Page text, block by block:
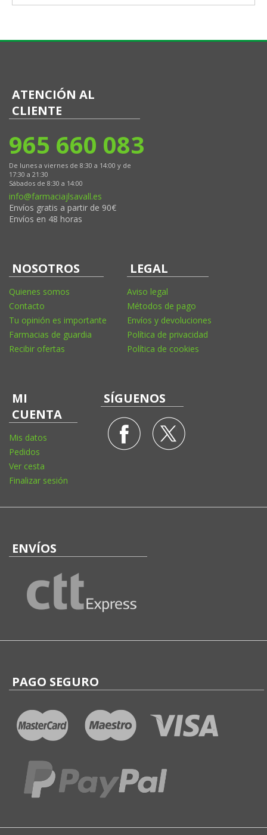
ATENCIÓN AL
CLIENTE
965 660 083
De lunes a viernes de 8:30 a 14:00 y de
17:30 a 21:30
Sábados de 8:30 a 14:00
info@farmaciajlsavall.es
Envíos gratis a partir de 90€
Envíos en 48 horas
NOSOTROS
Quienes somos
Contacto
Tu opinión es importante
Farmacias de guardia
Recibir ofertas
LEGAL
Aviso legal
Métodos de pago
Envíos y devoluciones
Política de privacidad
Política de cookies
MI
CUENTA
Mis datos
Pedidos
Ver cesta
Finalizar sesión
SÍGUENOS
ENVÍOS
PAGO SEGURO